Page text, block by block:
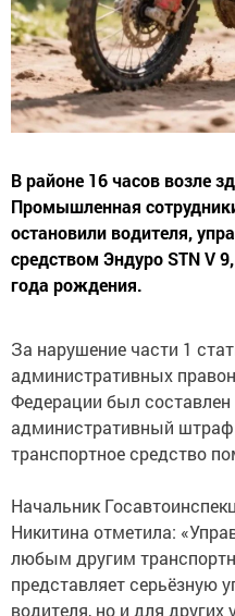
В районе 16 часов возле
Промышленная
остановили водителя,
средством Эндуро STN V
года рождения.
За нарушение части 1
административных
Федерации был составлен
административный штраф
транспортное средство
Начальник
Никитина отметила:
любым другим
представляет серьёзную
водителя, но и для